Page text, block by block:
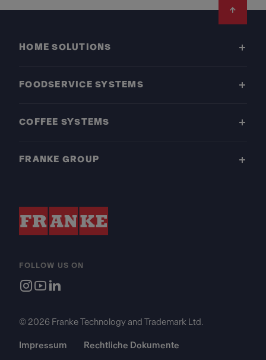
HOME SOLUTIONS
FOODSERVICE SYSTEMS
COFFEE SYSTEMS
FRANKE GROUP
FOLLOW US ON
© 2026 Franke Technology and Trademark Ltd.
Impressum Rechtliche Dokumente